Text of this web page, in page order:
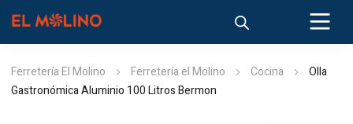
Ferretería El Molino Ferretería el Molino Cocina
Olla
Gastronómica Aluminio 100 Litros Bermon